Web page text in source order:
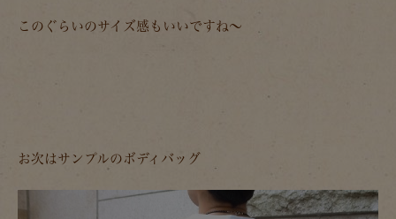
このぐらいのサイズ感もいいですね～
お次はサンプルのボディバッグ